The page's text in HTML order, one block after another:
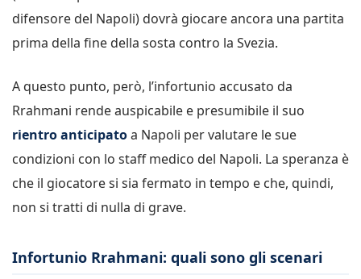
difensore del Napoli) dovrà giocare ancora una partita
prima della fine della sosta contro la Svezia.
A questo punto, però, l’infortunio accusato da
Rrahmani rende auspicabile e presumibile il suo
rientro anticipatoa Napoli per valutare le sue
condizioni con lo staff medico del Napoli. La speranza è
che il giocatore si sia fermato in tempo e che, quindi,
non si tratti di nulla di grave.
Infortunio Rrahmani: quali sono gli scenari